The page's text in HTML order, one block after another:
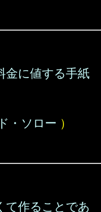
金に値する手紙
・ソロー ）
て作ることであ